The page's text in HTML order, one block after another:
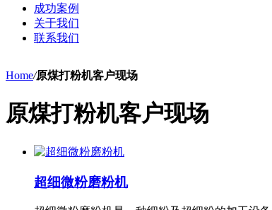
成功案例
关于我们
联系我们
Home/原煤打粉机客户现场
原煤打粉机客户现场
超细微粉磨粉机